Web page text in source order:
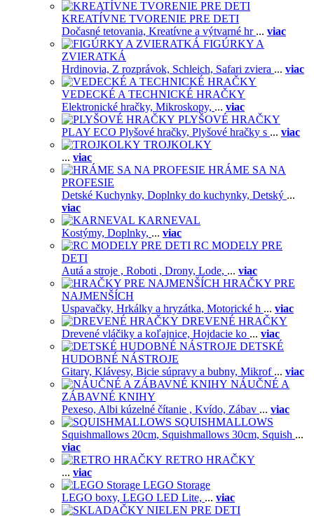
KREATÍVNE TVORENIE PRE DETI
Dočasné tetovania, Kreatívne a výtvarné hr ... viac
FIGÚRKY A
ZVIERATKÁ
Hrdinovia, Z rozprávok, Schleich, Safari zviera ... viac
VEDECKÉ A TECHNICKÉ HRAČKY
Elektronické hračky, Mikroskopy, ... viac
PLYŠOVÉ HRAČKY
PLAY ECO Plyšové hračky, Plyšové hračky s ... viac
TROJKOLKY
... viac
HRÁME SA NA
PROFESIE
Detské Kuchynky, Doplnky do kuchynky, Detský ...
viac
KARNEVAL
Kostýmy, Doplnky, ... viac
RC MODELY PRE
DETI
Autá a stroje , Roboti , Drony, Lode, ... viac
HRAČKY PRE
NAJMENŠÍCH
Uspavačky, Hrkálky a hryzátka, Motorické h ... viac
DREVENÉ HRAČKY
Drevené vláčiky a koľajnice, Hojdacie ko ... viac
DETSKÉ
HUDOBNÉ NÁSTROJE
Gitary, Klávesy, Bicie súpravy a bubny, Mikrof ... viac
NÁUČNÉ A
ZÁBAVNÉ KNIHY
Pexeso, Albi kúzelné čítanie , Kvído, Zábav ... viac
SQUISHMALLOWS
Squishmallows 20cm, Squishmallows 30cm, Squish ...
viac
RETRO HRAČKY
... viac
LEGO Storage
LEGO boxy, LEGO LED Lite, ... viac